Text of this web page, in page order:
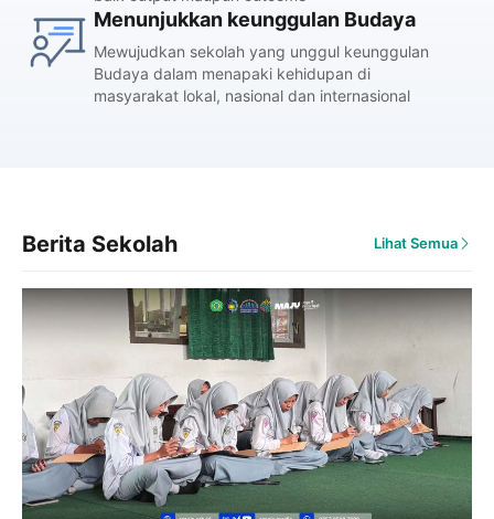
Menunjukkan keunggulan Budaya
Mewujudkan sekolah yang unggul keunggulan
Budaya dalam menapaki kehidupan di
masyarakat lokal, nasional dan internasional
Berita Sekolah Lihat Semua